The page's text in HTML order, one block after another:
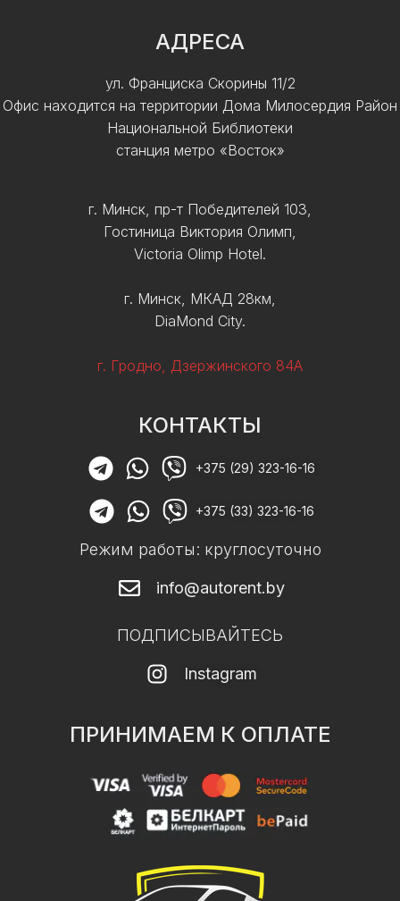
АДРЕСА
ул. Франциска Скорины 11/2
Офис находится на территории Дома Милосердия Район
Национальной Библиотеки
станция метро «Восток»
г. Минск, пр-т Победителей 103,
Гостиница Виктория Олимп,
Victoria Olimp Hotel.
г. Минск, МКАД 28км,
DiaMond City.
г. Гродно, Дзержинского 84А
КОНТАКТЫ
+375 (29) 323-16-16
+375 (33) 323-16-16
Режим работы: круглосуточно
info@autorent.by
ПОДПИСЫВАЙТЕСЬ
Instagram
ПРИНИМАЕМ К ОПЛАТЕ